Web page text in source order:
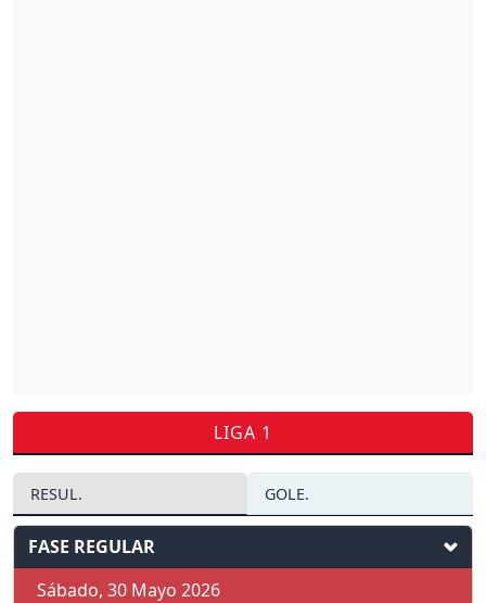
LIGA 1
RESUL. GOLE.
FASE REGULAR
Sábado, 30 Mayo 2026